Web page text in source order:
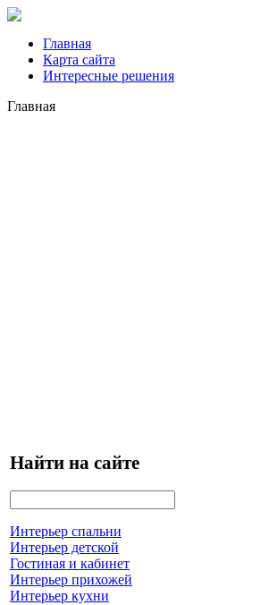
Главная
Карта сайта
Интересные решения
Главная
Найти на сайте
Интерьер спальни
Интерьер детской
Гостиная и кабинет
Интерьер прихожей
Интерьер кухни